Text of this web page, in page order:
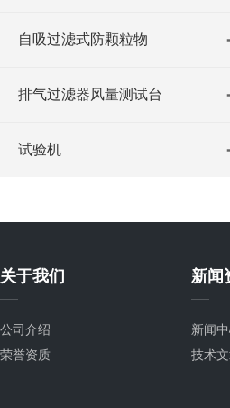
自吸过滤式防颗粒物
排气过滤器风量测试台
试验机
关于我们
公司介绍
荣誉资质
新闻
新闻
技术